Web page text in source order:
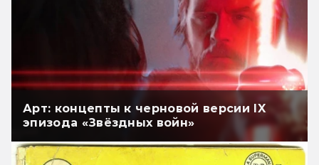
Арт: концепты к черновой версии IX
эпизода «Звёздных войн»